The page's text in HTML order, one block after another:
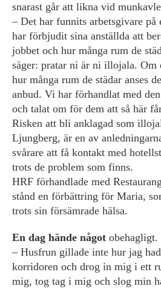
snarast går att likna vid
– Det har funnits arbetsgivare på
har förbjudit sina anställda att
jobbet och hur många rum de
säger: pratar ni är ni illojala. Om
hur många rum de städar anses
anbud. Vi har förhandlat med
och talat om för dem att så här
Risken att bli anklagad som
Ljungberg, är en av
svårare att få kontakt med
trots de problem som finns.
HRF förhandlade med
stånd en förbättring för Maria,
trots sin försämrade hälsa.
En dag hände något obehagligt.
– Husfrun gillade inte hur jag
korridoren och drog in mig i ett
mig, tog tag i mig och slog min